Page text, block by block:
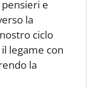
e
la
ciclo
legame con
la